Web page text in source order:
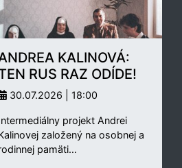
KALINOVÁ:
RUS RAZ ODÍDE!
30.07.2026 | 18:00
projekt Andrei
založený na osobnej a
pamäti…